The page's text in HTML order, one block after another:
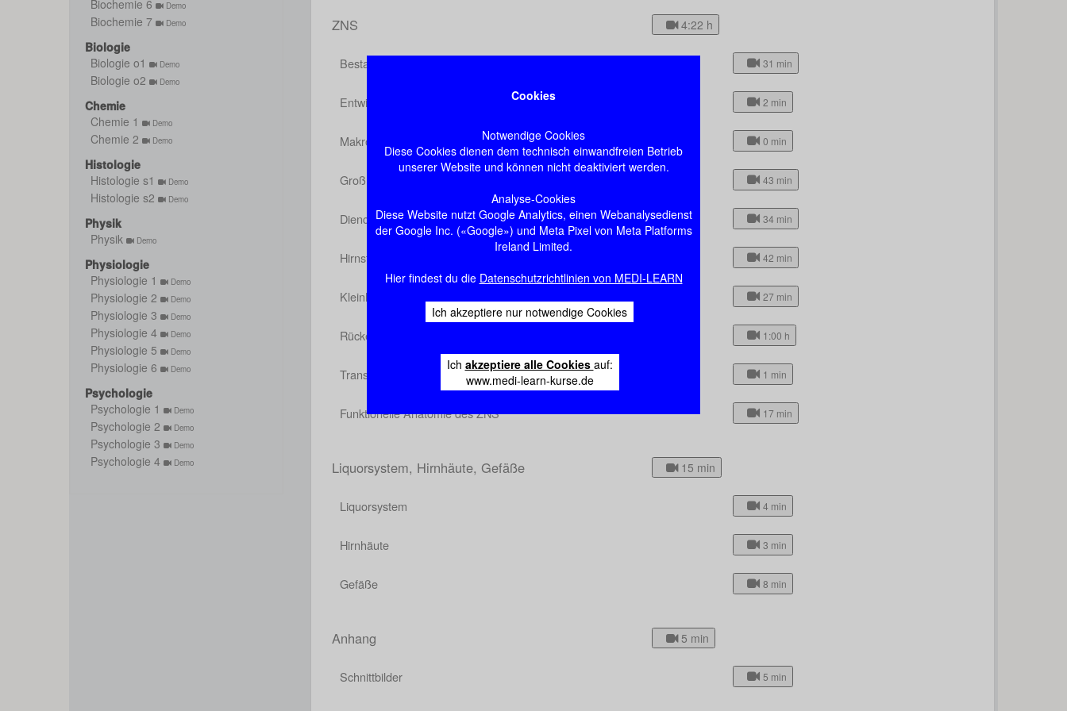
Cookies
Notwendige Cookies
Diese Cookies dienen dem technisch einwandfreien Betrieb
unserer Website und können nicht deaktiviert werden.
Analyse-Cookies
Diese Website nutzt Google Analytics, einen Webanalysedienst
der Google Inc. («Google») und Meta Pixel von Meta Platforms
Ireland Limited.
Hier findest du die Datenschutzrichtlinien von MEDI-LEARN
Ich akzeptiere nur notwendige Cookies
Ich akzeptiere alle Cookies auf:
www.medi-learn-kurse.de
Biochemie 6 Demo
Biochemie 7 Demo
Biologie
Biologie o1
Demo
Biologie o2 Demo
Chemie
Chemie 1
Demo
Chemie 2 Demo
Histologie
Histologie s1
Demo
Histologie s2 Demo
Physik
Physik
Demo
Physiologie
Physiologie 1
Demo
Physiologie 2 Demo
Physiologie 3 Demo
Physiologie 4 Demo
Physiologie 5 Demo
Physiologie 6 Demo
Psychologie
Psychologie 1
Demo
Psychologie 2 Demo
Psychologie 3 Demo
Psychologie 4 Demo
ZNS 4:22 h
Bestandteile und Aufbau des ZNS 31 min
Entwicklung 2 min
Makroskopie des Gehirns 0 min
Großhirn 43 min
Diencephalon 34 min
Hirnstamm 42 min
Kleinhirn 27 min
Rückenmark 1:00 h
Transmitter im ZNS 1 min
Funktionelle Anatomie des ZNS 17 min
Liquorsystem, Hirnhäute, Gefäße 15 min
Liquorsystem 4 min
Hirnhäute 3 min
Gefäße 8 min
Anhang 5 min
Schnittbilder 5 min